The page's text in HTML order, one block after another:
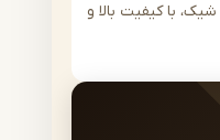
با کیفیت بالا و